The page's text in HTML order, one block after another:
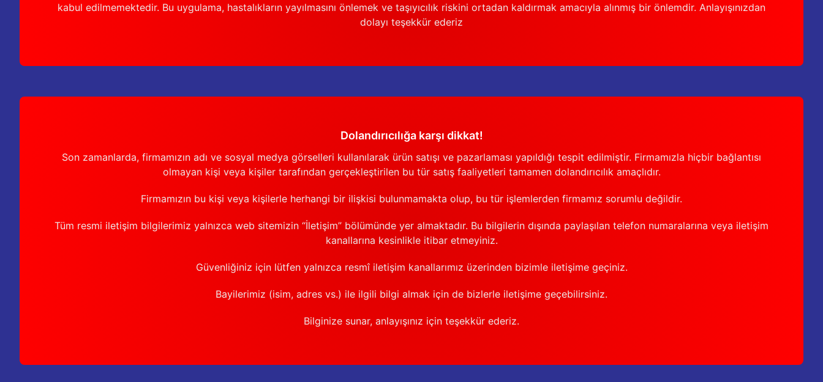
kabul edilmemektedir. Bu uygulama, hastalıkların yayılmasını önlemek ve taşıyıcılık riskini ortadan kaldırmak amacıyla alınmış bir önlemdir. Anlayışınızdan
dolayı teşekkür ederiz
Dolandırıcılığa karşı dikkat!
Son zamanlarda, firmamızın adı ve sosyal medya görselleri kullanılarak ürün satışı ve pazarlaması yapıldığı tespit edilmiştir. Firmamızla hiçbir bağlantısı
olmayan kişi veya kişiler tarafından gerçekleştirilen bu tür satış faaliyetleri tamamen dolandırıcılık amaçlıdır.
Firmamızın bu kişi veya kişilerle herhangi bir ilişkisi bulunmamakta olup, bu tür işlemlerden firmamız sorumlu değildir.
Tüm resmi iletişim bilgilerimiz yalnızca web sitemizin “İletişim” bölümünde yer almaktadır. Bu bilgilerin dışında paylaşılan telefon numaralarına veya iletişim
kanallarına kesinlikle itibar etmeyiniz.
Güvenliğiniz için lütfen yalnızca resmî iletişim kanallarımız üzerinden bizimle iletişime geçiniz.
Bayilerimiz (isim, adres vs.) ile ilgili bilgi almak için de bizlerle iletişime geçebilirsiniz.
Bilginize sunar, anlayışınız için teşekkür ederiz.